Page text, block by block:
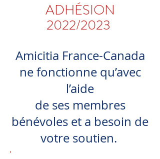
ADHÉSION
2022/2023
Amicitia France-Canada
ne fonctionne qu’avec
l’aide
de ses membres
bénévoles et a besoin de
votre soutien.